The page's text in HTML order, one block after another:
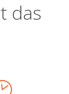
das